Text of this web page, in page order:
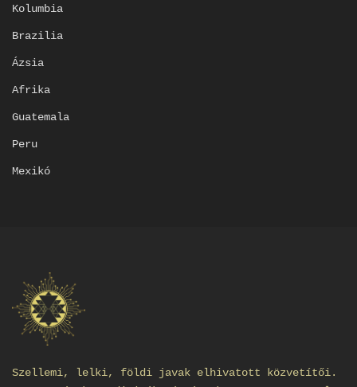
Kolumbia
Brazilia
Ázsia
Afrika
Guatemala
Peru
Mexikó
Szellemi, lelki, földi javak elhivatott közvetítői.